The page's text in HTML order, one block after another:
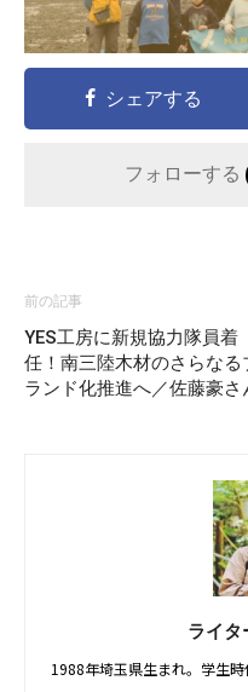
シェアする
フォローする
前の記事
YES工房に新規協力隊員着
任！南三陸木材のさらなる
ランド化推進へ／佐藤豪さ
ライ
1988年埼玉県生まれ。学生